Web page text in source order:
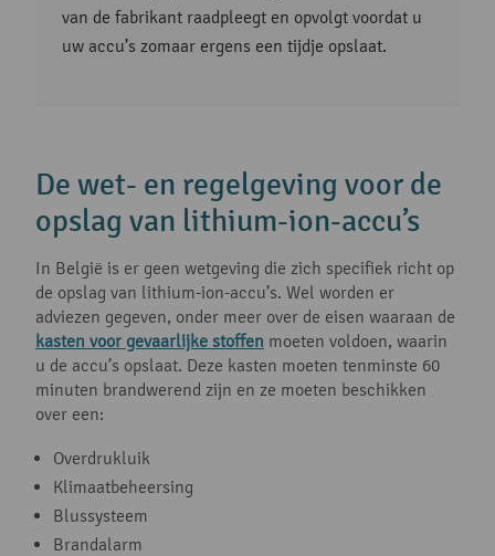
van de fabrikant raadpleegt en opvolgt voordat u
uw accu’s zomaar ergens een tijdje opslaat.
De wet- en regelgeving voor de
opslag van lithium-ion-accu’s
In België is er geen wetgeving die zich specifiek richt op
de opslag van lithium-ion-accu’s. Wel worden er
adviezen gegeven, onder meer over de eisen waaraan de
kasten voor gevaarlijke stoffen moeten voldoen, waarin
u de accu’s opslaat. Deze kasten moeten tenminste 60
minuten brandwerend zijn en ze moeten beschikken
over een:
Overdrukluik
Klimaatbeheersing
Blussysteem
Brandalarm